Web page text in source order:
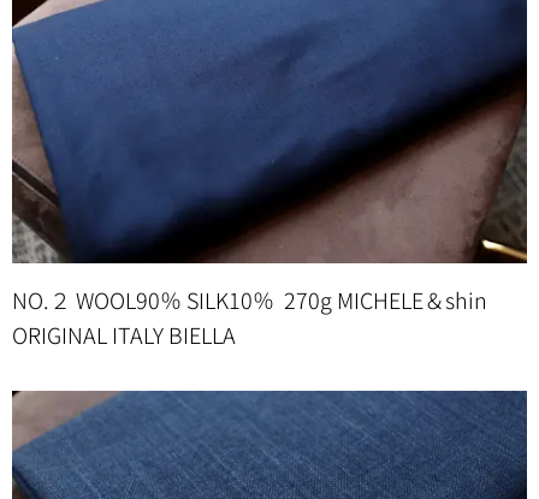
NO.２ WOOL90％ SILK10％ 270g MICHELE＆shin
ORIGINAL ITALY BIELLA